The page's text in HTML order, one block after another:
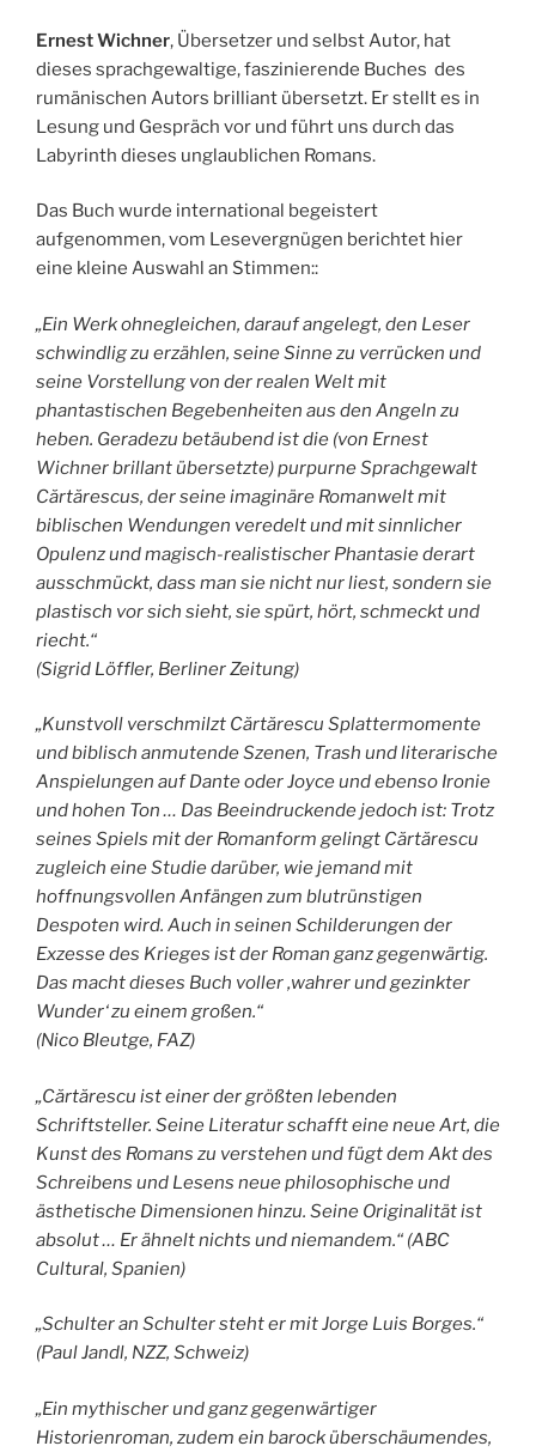
Ernest Wichner, Übersetzer und selbst Autor, hat
dieses sprachgewaltige, faszinierende Buches des
rumänischen Autors brilliant übersetzt. Er stellt es in
Lesung und Gespräch vor und führt uns durch das
Labyrinth dieses unglaublichen Romans.
Das Buch wurde international begeistert
aufgenommen, vom Lesevergnügen berichtet hier
eine kleine Auswahl an Stimmen::
„Ein Werk ohnegleichen, darauf angelegt, den Leser
schwindlig zu erzählen, seine Sinne zu verrücken und
seine Vorstellung von der realen Welt mit
phantastischen Begebenheiten aus den Angeln zu
heben. Geradezu betäubend ist die (von Ernest
Wichner brillant übersetzte) purpurne Sprachgewalt
Cărtărescus, der seine imaginäre Romanwelt mit
biblischen Wendungen veredelt und mit sinnlicher
Opulenz und magisch-realistischer Phantasie derart
ausschmückt, dass man sie nicht nur liest, sondern sie
plastisch vor sich sieht, sie spürt, hört, schmeckt und
riecht.“
(Sigrid Löffler, Berliner Zeitung)
„Kunstvoll verschmilzt Cărtărescu Splattermomente
und biblisch anmutende Szenen, Trash und literarische
Anspielungen auf Dante oder Joyce und ebenso Ironie
und hohen Ton … Das Beeindruckende jedoch ist: Trotz
seines Spiels mit der Romanform gelingt Cărtărescu
zugleich eine Studie darüber, wie jemand mit
hoffnungsvollen Anfängen zum blutrünstigen
Despoten wird. Auch in seinen Schilderungen der
Exzesse des Krieges ist der Roman ganz gegenwärtig.
Das macht dieses Buch voller ‚wahrer und gezinkter
Wunder‘ zu einem großen.“
(Nico Bleutge, FAZ)
„Cărtărescu ist einer der größten lebenden
Schriftsteller. Seine Literatur schafft eine neue Art, die
Kunst des Romans zu verstehen und fügt dem Akt des
Schreibens und Lesens neue philosophische und
ästhetische Dimensionen hinzu. Seine Originalität ist
absolut … Er ähnelt nichts und niemandem.“ (ABC
Cultural, Spanien)
„Schulter an Schulter steht er mit Jorge Luis Borges.“
(Paul Jandl, NZZ, Schweiz)
„Ein mythischer und ganz gegenwärtiger
Historienroman, zudem ein barock überschäumendes,